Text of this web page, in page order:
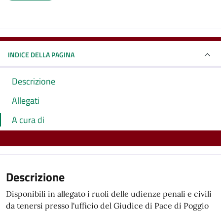
INDICE DELLA PAGINA
Descrizione
Allegati
A cura di
Descrizione
Disponibili in allegato i ruoli delle udienze penali e civili
da tenersi presso l'ufficio del Giudice di Pace di Poggio